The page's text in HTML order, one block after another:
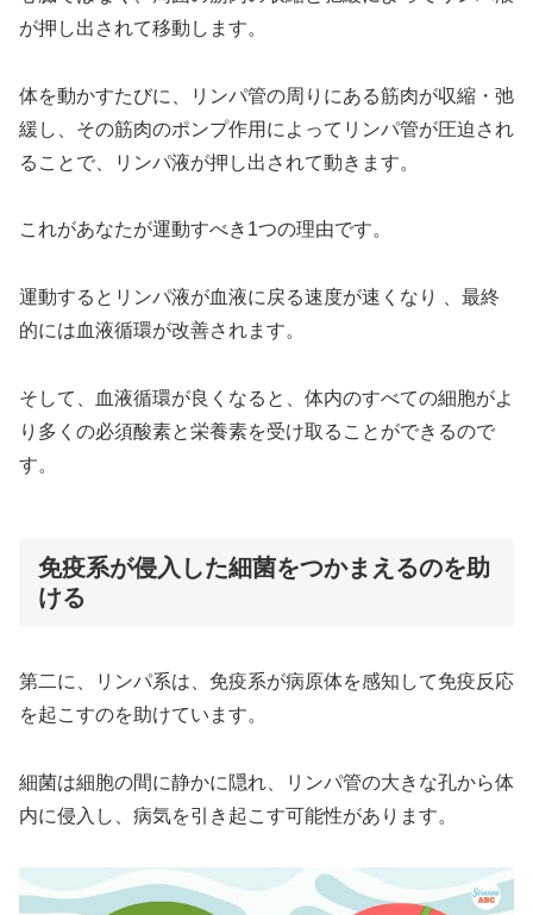
が押し出されて移動します。
体を動かすたびに、リンパ管の周りにある筋肉が収縮・弛
緩し、その筋肉のポンプ作用によってリンパ管が圧迫され
ることで、リンパ液が押し出されて動きます。
これがあなたが運動すべき1つの理由です。
運動するとリンパ液が血液に戻る速度が速くなり 、最終
的には血液循環が改善されます。
そして、血液循環が良くなると、体内のすべての細胞がよ
り多くの必須酸素と栄養素を受け取ることができるので
す。
免疫系が侵入した細菌をつかまえるのを助
ける
第二に、リンパ系は、免疫系が病原体を感知して免疫反応
を起こすのを助けています。
細菌は細胞の間に静かに隠れ、リンパ管の大きな孔から体
内に侵入し、病気を引き起こす可能性があります。